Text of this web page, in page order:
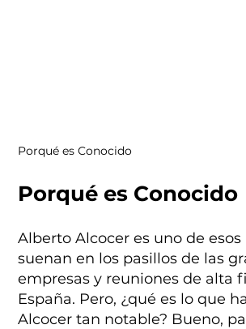
Porqué es Conocido
Porqué es Conocido
Alberto Alcocer es uno de
suenan en los pasillos de las
empresas y reuniones de alta
España. Pero, ¿qué es lo que
Alcocer tan notable? Bueno,